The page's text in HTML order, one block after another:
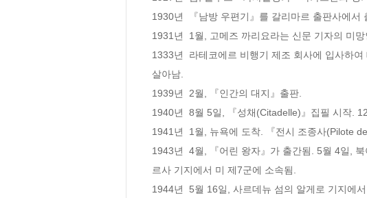
1930년  『남방 우편기』를 갈리마르 출판사에서
1931년  1월, 고메즈 까리요라는 신문 기자의 미
1333년  라테코에르 비행기 제조 회사에 입사하
살아남.
1939년  2월, 『인간의 대지』출판.
1940년  8월 5일, 『성채(Citadelle)』집필 시작.
1941년  1월, 뉴욕에 도착. 『전시 조종사(Pilote
1943년  4월, 『어린 왕자』가 출간됨. 5월 4일,
르사 기지에서 미 제7군에 소속됨.
1944년  5월 16일, 사르데뉴 섬의 알게로 기지에